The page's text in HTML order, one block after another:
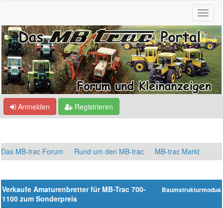
Anmelden Registrieren
Das MB-trac Forum Rund um den MB-trac MB-trac Markt
Baumstrukturmodus
Verkaufe Amaturenbretter für MB-Trac 700-
1100 zum Sonderpreis